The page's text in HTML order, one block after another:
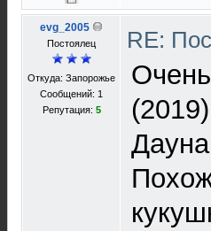
evg_2005
Постоялец
Откуда: Запорожье
Сообщений: 1
Репутация: 5
RE: